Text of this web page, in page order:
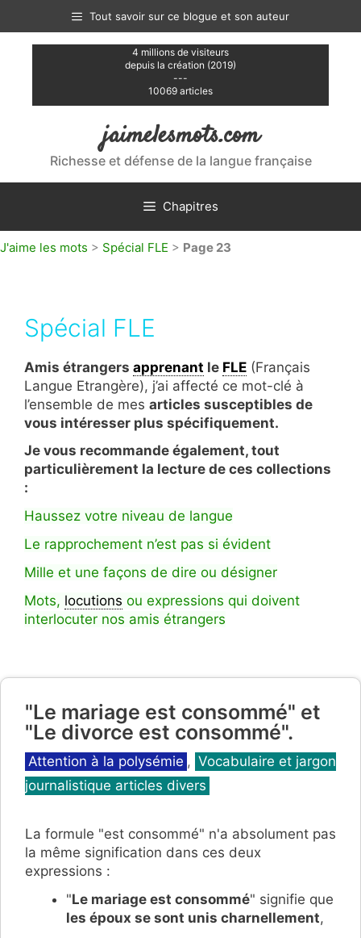
contenu
Tout savoir sur ce blogue et son auteur
4 millions de visiteurs
depuis la création (2019)
---
10069 articles
jaimelesmots.com
Richesse et défense de la langue française
Chapitres
J'aime les mots > Spécial FLE > Page 23
Spécial FLE
Amis étrangers apprenant le FLE (Français
Langue Etrangère), j’ai affecté ce mot-clé à
l’ensemble de mes articles susceptibles de
vous intéresser plus spécifiquement.
Je vous recommande également, tout
particulièrement la lecture de ces collections
:
Haussez votre niveau de langue
Le rapprochement n’est pas si évident
Mille et une façons de dire ou désigner
Mots, locutions ou expressions qui doivent
interlocuter nos amis étrangers
"Le mariage est consommé" et
"Le divorce est consommé".
Catégories
Attention à la polysémie , Vocabulaire et jargon
journalistique articles divers
La formule "est consommé" n'a absolument pas
la même signification dans ces deux
expressions :
"Le mariage est consommé" signifie que
les époux se sont unis charnellement,